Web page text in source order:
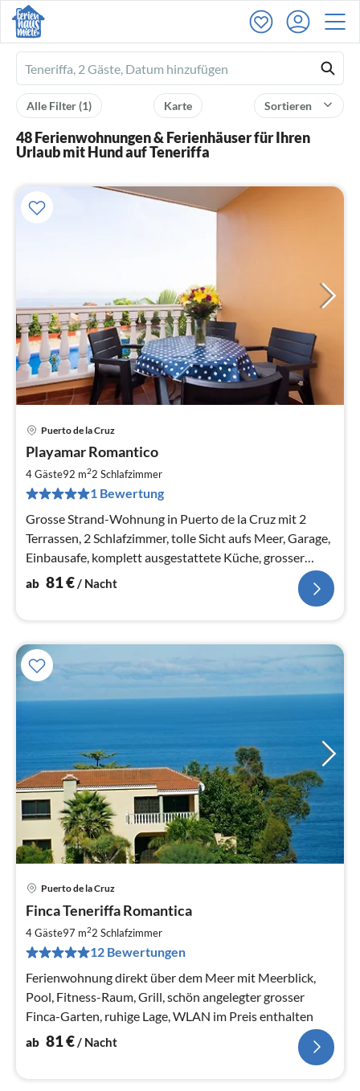
Ferienhausmiete
logo
Sortieren
Karte
Alle Filter(1)
48 Ferienwohnungen & Ferienhäuser für Ihren
Urlaub mit Hund auf Teneriffa
Puerto de la Cruz
Playamar Romantico
4 Gäste92 m22 Schlafzimmer
1 Bewertung
Grosse Strand-Wohnung in Puerto de la Cruz mit 2
Terrassen, 2 Schlafzimmer, tolle Sicht aufs Meer, Garage,
Einbausafe, komplett ausgestattete Küche, grosser
Pool, Nähe Strand
ab 81€/ Nacht
Puerto de la Cruz
Finca Teneriffa Romantica
4 Gäste97 m22 Schlafzimmer
12 Bewertungen
Ferienwohnung direkt über dem Meer mit Meerblick,
Pool, Fitness-Raum, Grill, schön angelegter grosser
Finca-Garten, ruhige Lage, WLAN im Preis enthalten
ab 81€/ Nacht